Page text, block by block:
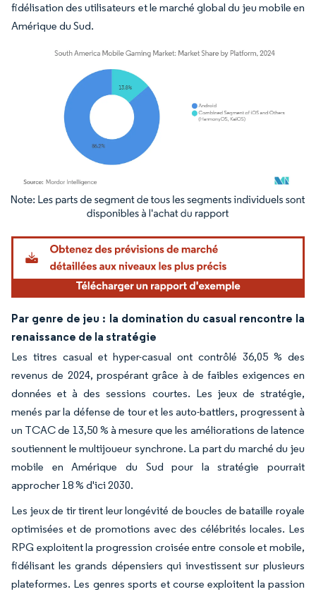
fidélisation des utilisateurs et le marché global du jeu mobile en
Amérique du Sud.
Image © Mordor Intelligence. La réutilisation nécessite une attribution sous CC BY
Par genre de jeu : la domination du casual rencontre la
renaissance de la stratégie
Les titres casual et hyper-casual ont contrôlé 36,05 % des
revenus de 2024, prospérant grâce à de faibles exigences en
données et à des sessions courtes. Les jeux de stratégie,
menés par la défense de tour et les auto-battlers, progressent à
un TCAC de 13,50 % à mesure que les améliorations de latence
soutiennent le multijoueur synchrone. La part du marché du jeu
mobile en Amérique du Sud pour la stratégie pourrait
approcher 18 % d'ici 2030.
Les jeux de tir tirent leur longévité de boucles de bataille royale
optimisées et de promotions avec des célébrités locales. Les
RPG exploitent la progression croisée entre console et mobile,
fidélisant les grands dépensiers qui investissent sur plusieurs
plateformes. Les genres sports et course exploitent la passion